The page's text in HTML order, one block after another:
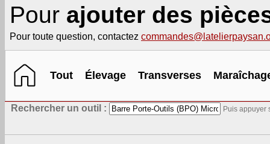
Pour ajouter des
Pour toute question, contactez
Tout Élevage Transverses
Rechercher un outil : Puis appuyer